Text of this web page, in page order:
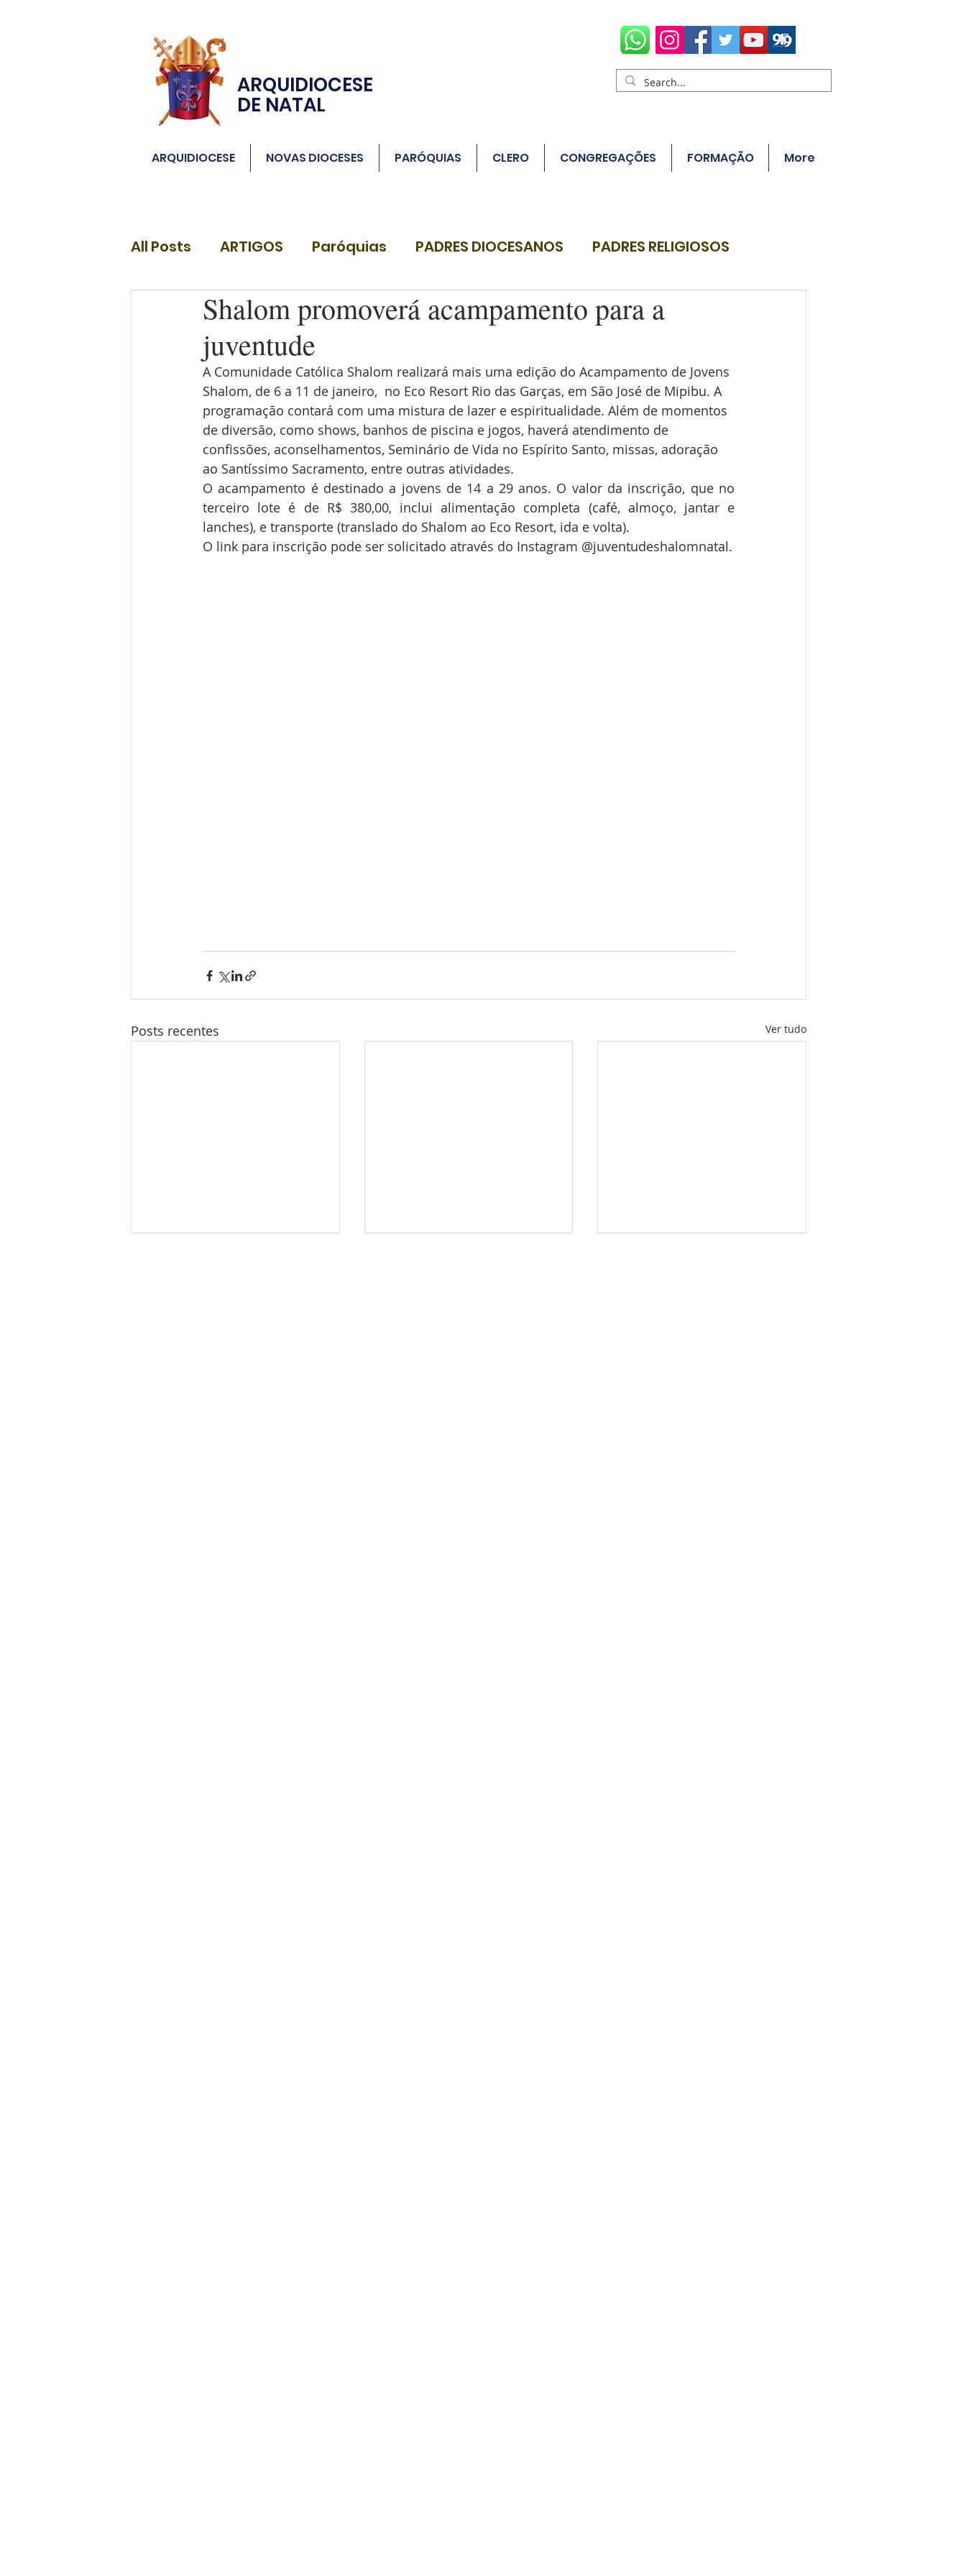
ARQUIDIOCESE
DE NATAL
ARQUIDIOCESE NOVAS DIOCESES PARÓQUIAS CLERO CONGREGAÇÕES FORMAÇÃO More
All Posts ARTIGOS Paróquias PADRES DIOCESANOS PADRES RELIGIOSOS
DIÁCONOSShalom promoverá acampamento para a
juventude
A Comunidade Católica Shalom realizará mais uma edição do Acampamento de Jovens
Shalom, de 6 a 11 de janeiro,  no Eco Resort Rio das Garças, em São José de Mipibu. A
programação contará com uma mistura de lazer e espiritualidade. Além de momentos
de diversão, como shows, banhos de piscina e jogos, haverá atendimento de
confissões, aconselhamentos, Seminário de Vida no Espírito Santo, missas, adoração
ao Santíssimo Sacramento, entre outras atividades.
O acampamento é destinado a jovens de 14 a 29 anos. O valor da inscrição, que no
terceiro lote é de R$ 380,00, inclui alimentação completa (café, almoço, jantar e
lanches), e transporte (translado do Shalom ao Eco Resort, ida e volta).
O link para inscrição pode ser solicitado através do Instagram @juventudeshalomnatal.
Posts recentes Ver tudo